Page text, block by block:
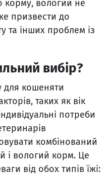
корму, вологий не
призвести до
та інших проблем із
вибір?
для кошеняти
таких як вік
потреби
комбінований
і вологий корм. Це
від обох типів їжі: